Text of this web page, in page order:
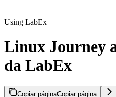
Using LabEx
Linux Journey
da LabEx
Copiar páginaCopiar página